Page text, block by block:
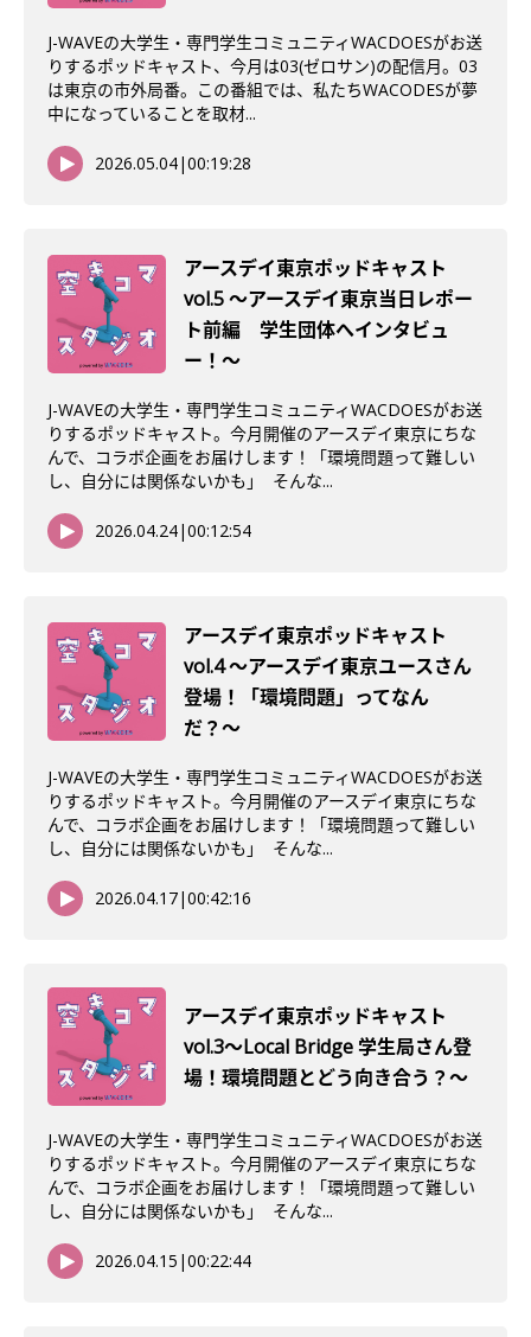
J-WAVEの大学生・専門学生コミュニティWACDOESがお送
りするポッドキャスト、今月は03(ゼロサン)の配信月。03
は東京の市外局番。この番組では、私たちWACODESが夢
中になっていることを取材...
2026.05.04|00:19:28
アースデイ東京ポッドキャスト
vol.5 〜アースデイ東京当日レポー
ト前編 学生団体へインタビュ
ー！〜
J-WAVEの大学生・専門学生コミュニティWACDOESがお送
りするポッドキャスト。今月開催のアースデイ東京にちな
んで、コラボ企画をお届けします！「環境問題って難しい
し、自分には関係ないかも」 そんな...
2026.04.24|00:12:54
アースデイ東京ポッドキャスト
vol.4 〜アースデイ東京ユースさん
登場！「環境問題」ってなん
だ？〜
J-WAVEの大学生・専門学生コミュニティWACDOESがお送
りするポッドキャスト。今月開催のアースデイ東京にちな
んで、コラボ企画をお届けします！「環境問題って難しい
し、自分には関係ないかも」 そんな...
2026.04.17|00:42:16
アースデイ東京ポッドキャスト
vol.3〜Local Bridge 学生局さん登
場！環境問題とどう向き合う？〜
J-WAVEの大学生・専門学生コミュニティWACDOESがお送
りするポッドキャスト。今月開催のアースデイ東京にちな
んで、コラボ企画をお届けします！「環境問題って難しい
し、自分には関係ないかも」 そんな...
2026.04.15 |00:22:44